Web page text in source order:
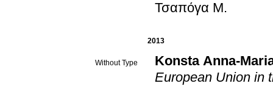
Τσαπόγα Μ.
2013
Without Type
Konsta Anna-
European Union in